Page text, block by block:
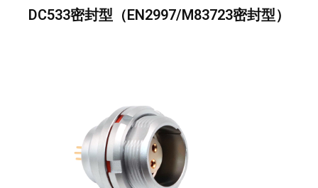
DC533密封型（EN2997/M83723密封型）